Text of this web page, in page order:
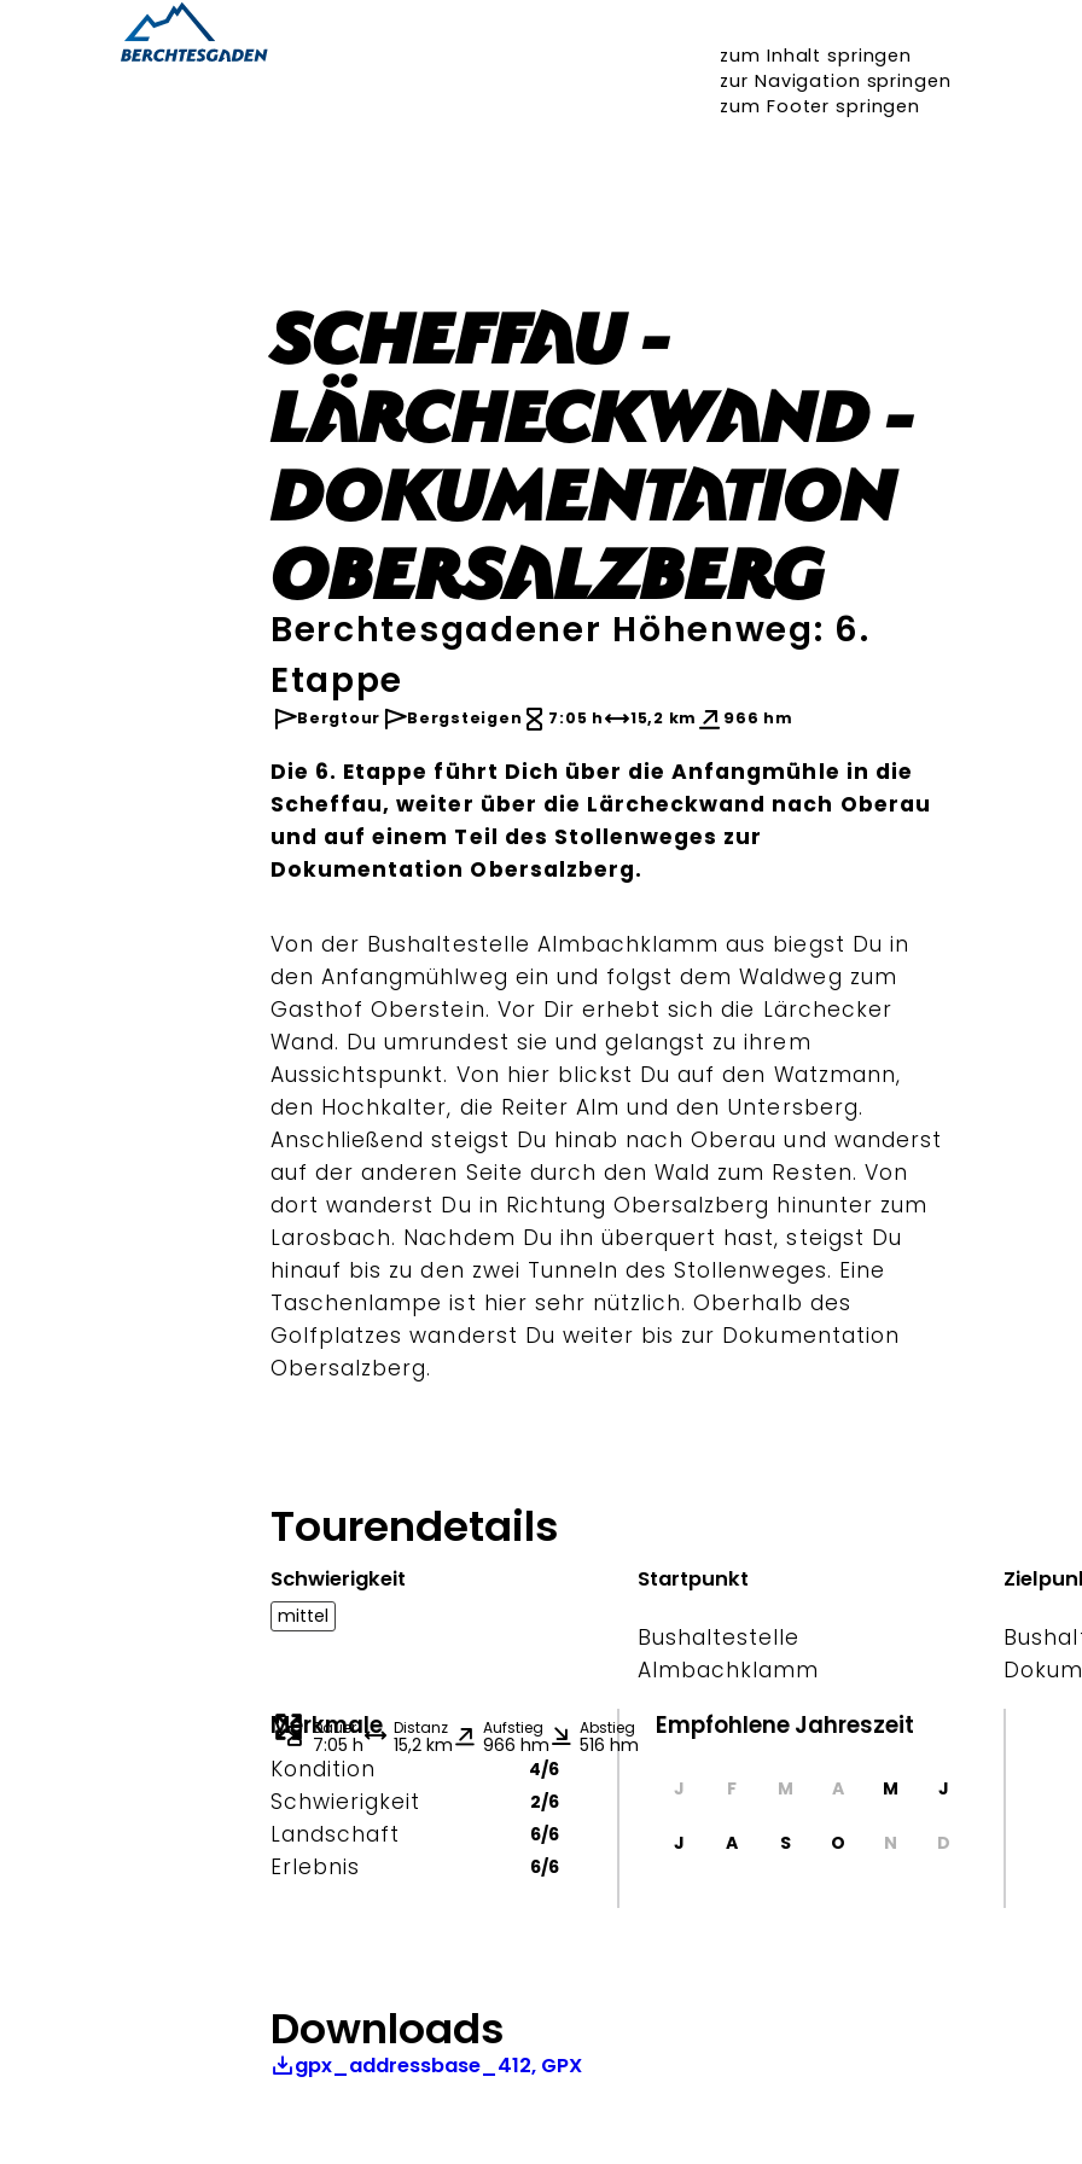
zum Inhalt springen
zur Navigation springen
zum Footer springen
Scheffau -
Lärcheckwand -
Dokumentation
Obersalzberg
Berchtesgadener Höhenweg: 6.
Etappe
Bergtour Bergsteigen 7:05 h 15,2 km 966 hm
Die 6. Etappe führt Dich über die Anfangmühle in die
Scheffau, weiter über die Lärcheckwand nach Oberau
und auf einem Teil des Stollenweges zur
Dokumentation Obersalzberg.
Von der Bushaltestelle Almbachklamm aus biegst Du in
den Anfangmühlweg ein und folgst dem Waldweg zum
Gasthof Oberstein. Vor Dir erhebt sich die Lärchecker
Wand. Du umrundest sie und gelangst zu ihrem
Aussichtspunkt. Von hier blickst Du auf den Watzmann,
den Hochkalter, die Reiter Alm und den Untersberg.
Anschließend steigst Du hinab nach Oberau und wanderst
auf der anderen Seite durch den Wald zum Resten. Von
dort wanderst Du in Richtung Obersalzberg hinunter zum
Larosbach. Nachdem Du ihn überquert hast, steigst Du
hinauf bis zu den zwei Tunneln des Stollenweges. Eine
Taschenlampe ist hier sehr nützlich. Oberhalb des
Golfplatzes wanderst Du weiter bis zur Dokumentation
Obersalzberg.
Tourendetails
Schwierigkeit
mittel
Startpunkt
Bushaltestelle
Almbachklamm
Dauer
7:05 h
Distanz
15,2 km
Aufstieg
966 hm
Abstieg
516 hm
Merkmale
Kondition 4/6
Schwierigkeit 2/6
Landschaft 6/6
Erlebnis 6/6
Empfohlene Jahreszeit
J F M A M J
J A S O N D
Downloads
gpx_addressbase_412, GPX